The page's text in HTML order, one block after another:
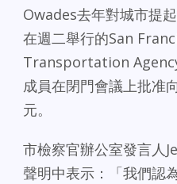
Owades去年對城市提
在週二舉行的San
Transportation
成員在閉門會議上批准
元。
市檢察官辦公室發言人
聲明中表示：「我們認